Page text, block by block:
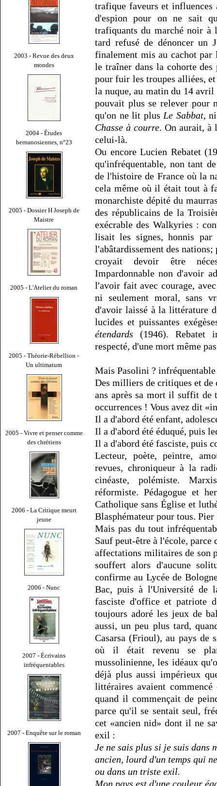
2003 - Revue des deux
mondes
2004 - Études
bernanosiennes, n°23
2005 - Dossier H Joseph de
Maistre
2005 - L'Atelier du roman
2005 - Théorie-Rébellion -
Un ultimatum
2005 - Vivre et penser comme
des chrétiens
2006 - La Critique meurt
jeune
2006 - Nunc
2007 - Écrivains
infréquentables
2007 - Enquête sur le roman
trafique faveurs et influences
d'espion pour on ne sait
trafiquants du marché noir à
tard refusé de dénoncer un
finalement mis au cachot
le traîner dans la cohorte
pour fuir les troupes alliées,
la nuque, au matin du 14 avril
pouvait plus se relever pour
qu'on ne lit plus Le Sabbat,
Chasse à courre. On aurait, à
celui-là.
Ou encore Lucien Rebatet
qu'infréquentable, non tant
de l'histoire de France où la
cela même où il était tout à
monarchiste dépité du
des républicains de la
exécrable des Walkyries :
lisait les signes, honnis par
l'abâtardissement des nations;
croyait devoir être
Impardonnable non d'avoir
l'avoir fait avec courage,
ni seulement moral, sans
d'avoir laissé à la littérature
lucides et puissantes
étendards (1946). Rebatet
respecté, d'une mort même
Mais Pasolini ? infréquentable
Des milliers de critiques et de
ans après sa mort il suffit de
occurrences ! Vous avez dit
Il a d'abord été enfant,
Il a d'abord été éduqué, puis
Il a d'abord été fasciste, puis
Lecteur, poète, peintre,
revues, chroniqueur à la
cinéaste, polémiste.
réformiste. Pédagogue et
Catholique sans Église et
Blasphémateur pour tous.
Mais pas du tout
Sauf peut-être à l'école, parce
affectations militaires de son
souffert alors d'aucune
confirme au Lycée de
Bac, puis à l'Université de
fasciste d'office et patriote
toujours adoré les jeux de
aussi, un peu plus tard,
Casarsa (Frioul), au pays de
où il était revenu se
mussolinienne, les idéaux
déjà plus aussi impérieux
littéraires avaient
quand il commençait de
parce qu'il se sentait seul,
cet «ancien nid» dont il ne
exil :
Je ne sais plus si je suis dans
ancien, lourd d'un temps qui
ou dans un triste exil.
Mon pays est d'une couleur